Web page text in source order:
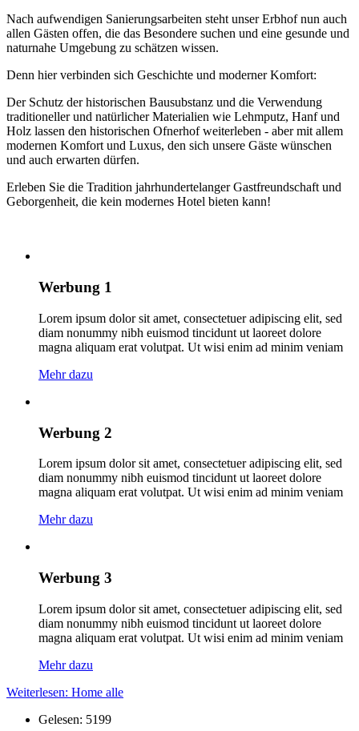
Nach aufwendigen Sanierungsarbeiten steht unser Erbhof nun auch
allen Gästen offen, die das Besondere suchen und eine gesunde und
naturnahe Umgebung zu schätzen wissen.
Denn hier verbinden sich Geschichte und moderner Komfort:
Der Schutz der historischen Bausubstanz und die Verwendung
traditioneller und natürlicher Materialien wie Lehmputz, Hanf und
Holz lassen den historischen Ofnerhof weiterleben - aber mit allem
modernen Komfort und Luxus, den sich unsere Gäste wünschen
und auch erwarten dürfen.
Erleben Sie die Tradition jahrhundertelanger Gastfreundschaft und
Geborgenheit, die kein modernes Hotel bieten kann!
Werbung 1
Lorem ipsum dolor sit amet, consectetuer adipiscing elit, sed
diam nonummy nibh euismod tincidunt ut laoreet dolore
magna aliquam erat volutpat. Ut wisi enim ad minim veniam
Mehr dazu
Werbung 2
Lorem ipsum dolor sit amet, consectetuer adipiscing elit, sed
diam nonummy nibh euismod tincidunt ut laoreet dolore
magna aliquam erat volutpat. Ut wisi enim ad minim veniam
Mehr dazu
Werbung 3
Lorem ipsum dolor sit amet, consectetuer adipiscing elit, sed
diam nonummy nibh euismod tincidunt ut laoreet dolore
magna aliquam erat volutpat. Ut wisi enim ad minim veniam
Mehr dazu
Weiterlesen: Home alle
Gelesen: 5199